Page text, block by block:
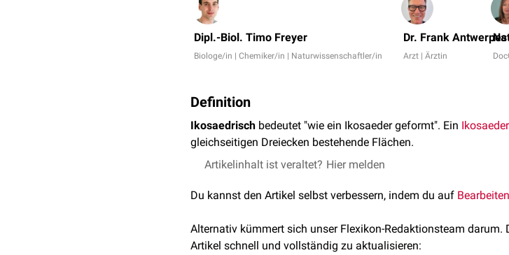
Dipl.-Biol. Timo Freyer
Biologe/in | Chemiker/in | Naturwissenschaftler/in
Dr. Frank Antwerpes
Arzt | Ärztin
Definition
Ikosaedrisch bedeutet "wie ein Ikosaeder geformt". Ein Ikosaeder
gleichseitigen Dreiecken bestehende Flächen.
Artikelinhalt ist veraltet? Hier melden
Du kannst den Artikel selbst verbessern, indem du auf Bearbeiten
Alternativ kümmert sich unser Flexikon-Redaktionsteam darum.
Artikel schnell und vollständig zu aktualisieren: